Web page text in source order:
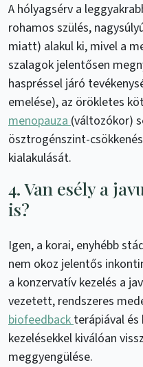
A hólyagsérv a
rohamos szülés,
miatt) alakul ki, mivel a
szalagok jelentősen
haspréssel járó
emelése), az örökletes
menopauza(változókor)
ösztrogénszint-
kialakulását.
4. Van esély a
is?
Igen, a korai, enyhébb
nem okoz jelentős
a konzervatív kezelés a
vezetett, rendszeres
biofeedbackterápiával
kezelésekkel kiválóan
meggyengülése.